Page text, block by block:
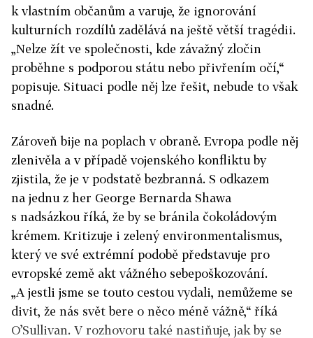
k vlastním občanům a varuje, že ignorování
kulturních rozdílů zadělává na ještě větší tragédii.
„Nelze žít ve společnosti, kde závažný zločin
proběhne s podporou státu nebo přivřením očí,“
popisuje. Situaci podle něj lze řešit, nebude to však
snadné.
Zároveň bije na poplach v obraně. Evropa podle něj
zlenivěla a v případě vojenského konfliktu by
zjistila, že je v podstatě bezbranná. S odkazem
na jednu z her George Bernarda Shawa
s nadsázkou říká, že by se bránila čokoládovým
krémem. Kritizuje i zelený environmentalismus,
který ve své extrémní podobě představuje pro
evropské země akt vážného sebepoškozování.
„A jestli jsme se touto cestou vydali, nemůžeme se
divit, že nás svět bere o něco méně vážně,“ říká
O’Sullivan. V rozhovoru také nastiňuje, jak by se